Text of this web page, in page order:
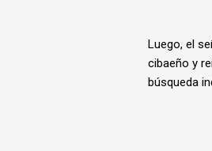
Luego, el
cibaeño y
búsqueda